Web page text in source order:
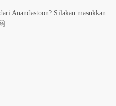
Anandastoon? Silakan masukkan